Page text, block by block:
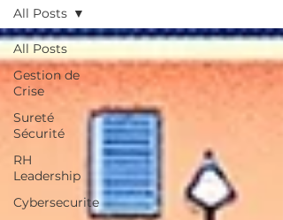
All Posts
Gestion de
Crise
Sureté
Sécurité
RH
Leadership
Cybersecurite
All Posts